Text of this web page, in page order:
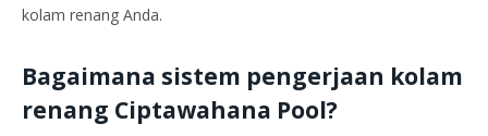
kolam renang Anda.
Bagaimana sistem pengerjaan kolam
renang Ciptawahana Pool?